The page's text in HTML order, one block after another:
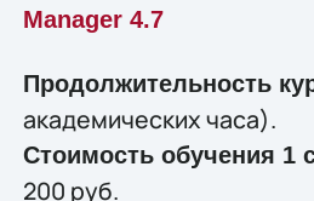
Manager 4.7
Продолжительность
академических часа).
Стоимость обучения 1
200 руб.